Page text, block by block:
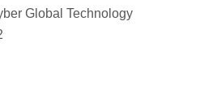
Global Technology